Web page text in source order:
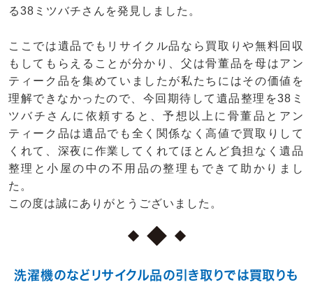
る38ミツバチさんを発見しました。
ここでは遺品でもリサイクル品なら買取りや無料回収
もしてもらえることが分かり、父は骨董品を母はアン
ティーク品を集めていましたが私たちにはその価値を
理解できなかったので、今回期待して遺品整理を38ミ
ツバチさんに依頼すると、予想以上に骨董品とアン
ティーク品は遺品でも全く関係なく高値で買取りして
くれて、深夜に作業してくれてほとんど負担なく遺品
整理と小屋の中の不用品の整理もできて助かりまし
た。
この度は誠にありがとうございました。
洗濯機のなどリサイクル品の引き取りでは買取りも